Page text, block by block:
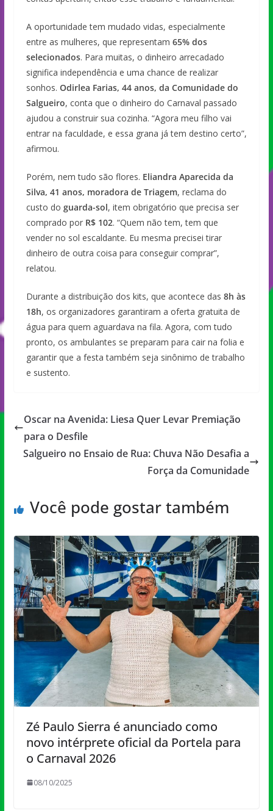
A oportunidade tem mudado vidas, especialmente
entre as mulheres, que representam 65% dos
selecionados. Para muitas, o dinheiro arrecadado
significa independência e uma chance de realizar
sonhos. Odirlea Farias, 44 anos, da Comunidade do
Salgueiro, conta que o dinheiro do Carnaval passado
ajudou a construir sua cozinha. “Agora meu filho vai
entrar na faculdade, e essa grana já tem destino certo”,
afirmou.
Porém, nem tudo são flores. Eliandra Aparecida da
Silva, 41 anos, moradora de Triagem, reclama do
custo do guarda-sol, item obrigatório que precisa ser
comprado por R$ 102. “Quem não tem, tem que
vender no sol escaldante. Eu mesma precisei tirar
dinheiro de outra coisa para conseguir comprar”,
relatou.
Durante a distribuição dos kits, que acontece das 8h às
18h, os organizadores garantiram a oferta gratuita de
água para quem aguardava na fila. Agora, com tudo
pronto, os ambulantes se preparam para cair na folia e
garantir que a festa também seja sinônimo de trabalho
e sustento.
Oscar na Avenida: Liesa Quer Levar Premiação
para o Desfile
Salgueiro no Ensaio de Rua: Chuva Não Desafia a
Força da Comunidade
Você pode gostar também
Zé Paulo Sierra é anunciado como
novo intérprete oficial da Portela para
o Carnaval 2026
08/10/2025